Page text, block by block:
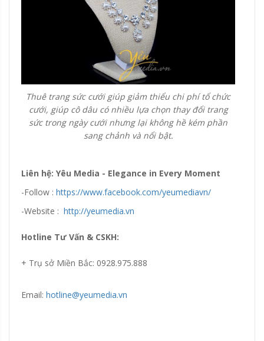
Thuê trang sức cưới giúp giảm thiểu chi phí tổ chức
cưới, giúp cô dâu có nhiều lựa chọn thay đổi trang
sức trong ngày cưới nhưng lại không hề kém phần
sang chảnh và nổi bật.
Liên hệ: Yêu Media - Elegance in Every Moment
-Follow : https://www.facebook.com/yeumediavn/
-Website : http://yeumedia.vn
Hotline Tư Vấn & CSKH:
+ Trụ sở Miền Bắc: 0928.975.888
Email: hotline@yeumedia.vn